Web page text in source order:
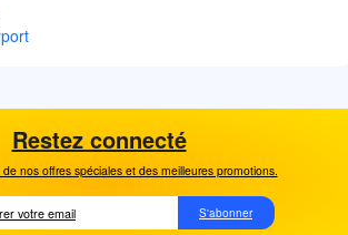
Restez connecté
nos offres spéciales et des meilleures promotions.
S'abonner